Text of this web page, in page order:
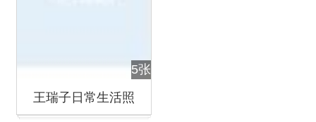
5张
王瑞子日常生活照